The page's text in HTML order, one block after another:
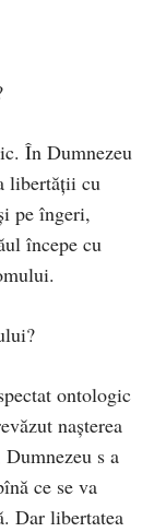
În Dumnezeu
libertăţii cu
pe îngeri,
începe cu
ontologic
naşterea
s a
ce se va
Dar libertatea